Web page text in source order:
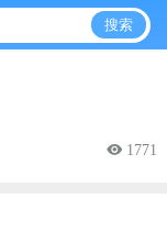
搜索
 1771